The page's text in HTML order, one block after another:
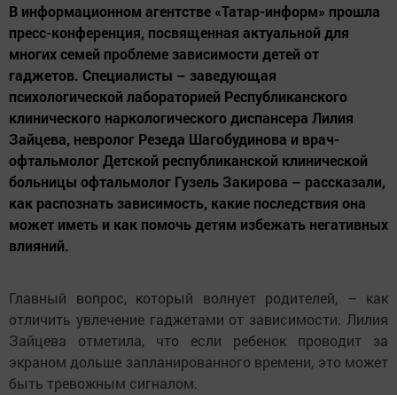
В информационном агентстве «Татар-информ» прошла
пресс-конференция, посвященная актуальной для
многих семей проблеме зависимости детей от
гаджетов. Специалисты – заведующая
психологической лабораторией Республиканского
клинического наркологического диспансера Лилия
Зайцева, невролог Резеда Шагобудинова и врач-
офтальмолог Детской республиканской клинической
больницы офтальмолог Гузель Закирова – рассказали,
как распознать зависимость, какие последствия она
может иметь и как помочь детям избежать негативных
влияний.
Главный вопрос, который волнует родителей, – как
отличить увлечение гаджетами от зависимости. Лилия
Зайцева отметила, что если ребенок проводит за
экраном дольше запланированного времени, это может
быть тревожным сигналом.